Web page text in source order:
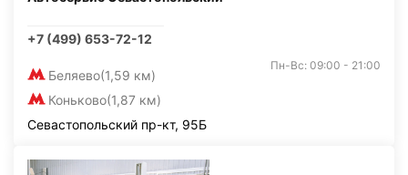
+7 (499) 653-72-12
Беляево(1,59 км)
Коньково(1,87 км)
Пн-Вс: 09:00 - 21:00
Севастопольский пр-кт, 95Б